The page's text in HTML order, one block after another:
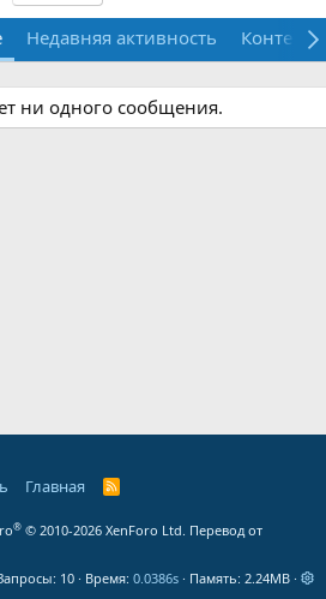
Недавняя активность Контент
ни одного сообщения.
Главная
R
® © 2010-2026 XenForo Ltd. Перевод от
10 Время 0.0386s Память 2.24MB